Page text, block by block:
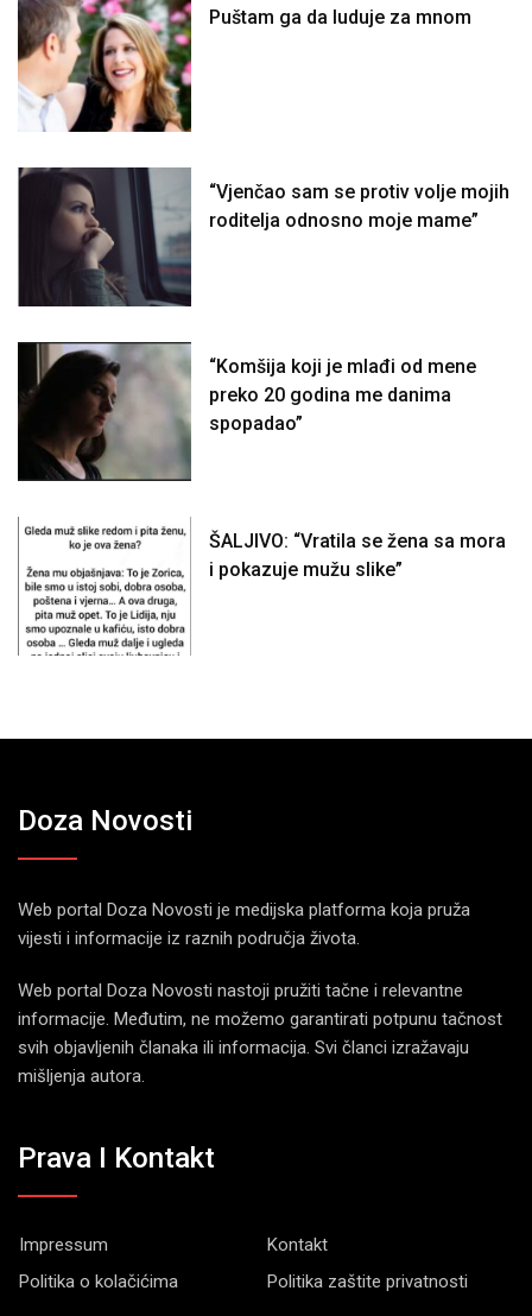
Puštam ga da luduje za mnom
“Vjenčao sam se protiv volje mojih
roditelja odnosno moje mame”
“Komšija koji je mlađi od mene
preko 20 godina me danima
spopadao”
ŠALJIVO: “Vratila se žena sa mora
i pokazuje mužu slike”
Doza Novosti
Web portal Doza Novosti je medijska platforma koja pruža
vijesti i informacije iz raznih područja života.
Web portal Doza Novosti nastoji pružiti tačne i relevantne
informacije. Međutim, ne možemo garantirati potpunu tačnost
svih objavljenih članaka ili informacija. Svi članci izražavaju
mišljenja autora.
Prava I Kontakt
Impressum
Kontakt
Politika o kolačićima
Politika zaštite privatnosti